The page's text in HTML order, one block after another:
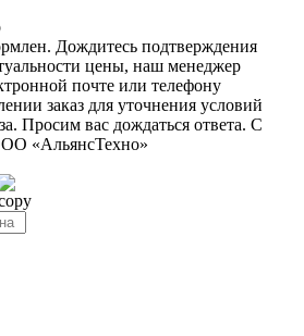
Дождитесь подтверждения
цены, наш менеджер
почте или телефону
заказ для уточнения условий
Просим вас дождаться ответа. С
«АльянсТехно»